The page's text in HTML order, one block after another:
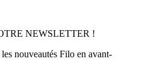
NEWSLETTER !
nouveautés Filo en avant-